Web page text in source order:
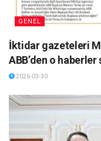
GENEL
İktidar gazeteleri
ABB’den o
2026-03-30